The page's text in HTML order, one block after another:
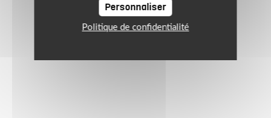
Personnaliser
Politique de confidentialité